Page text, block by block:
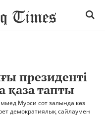
президенті
қаза тапты
Мурси сот залында көз
демократиялық сайлаумен